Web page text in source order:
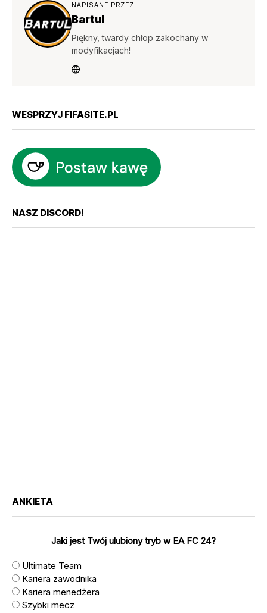
NAPISANE PRZEZ
Bartul
Piękny, twardy chłop zakochany w
modyfikacjach!
WESPRZYJ FIFASITE.PL
NASZ DISCORD!
ANKIETA
Jaki jest Twój ulubiony tryb w EA FC 24?
Ultimate Team
Kariera zawodnika
Kariera menedżera
Szybki mecz